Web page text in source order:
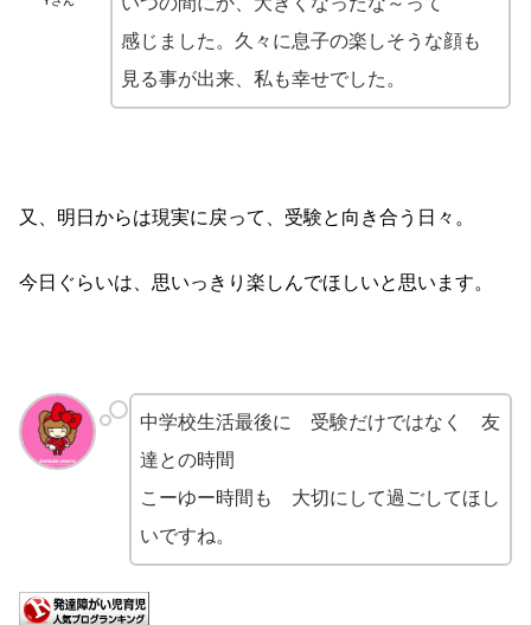
感じました。久々に息子の楽しそうな顔も
見る事が出来、私も幸せでした。
又、明日からは現実に戻って、受験と向き合う日々。
今日ぐらいは、思いっきり楽しんでほしいと思います。
中学校生活最後に 受験だけではなく 友
達との時間
こーゆー時間も 大切にして過ごしてほし
いですね。